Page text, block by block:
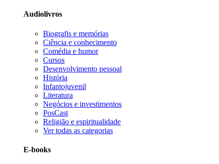
Audiolivros
Biografis e memórias
Ciência e conhecimento
Comédia e humor
Cursos
Desenvolvimento pessoal
História
Infantojuvenil
Literatura
Negócios e investimentos
PosCast
Religião e espiritualidade
Ver todas as categorias
E-books